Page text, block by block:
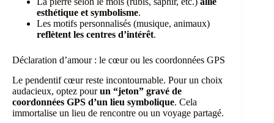
esthétique et symbolisme.
Les motifs personnalisés (musique, animaux)
reflètent les centres d’intérêt.
Déclaration d’amour : le cœur ou les coordonnées GPS
Le pendentif cœur reste incontournable. Pour un choix
audacieux, optez pourun “jeton” gravé de
coordonnées GPS d’un lieu symbolique. Cela
immortalise un lieu de rencontre ou un voyage partagé.